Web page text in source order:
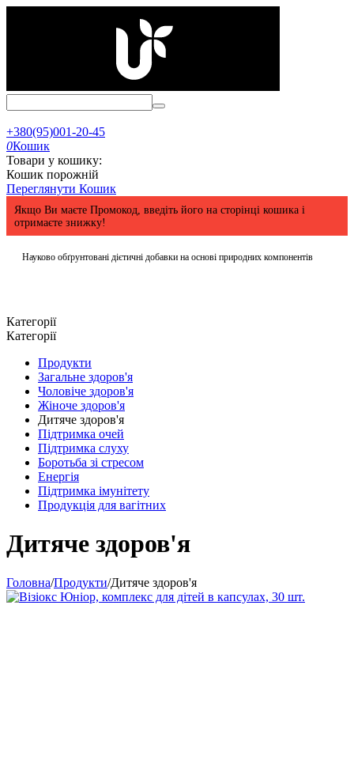
+380(95)001-20-45
0Кошик
Товари у кошику:
Кошик порожній
Переглянути Кошик
Якщо Ви маєте Промокод, введіть його на сторінці кошика і
отримаєте знижку!
Науково обґрунтовані дієтичні добавки на основі природних компонентів
Категорії
Категорії
Продукти
Загальне здоров'я
Чоловіче здоров'я
Жіноче здоров'я
Дитяче здоров'я
Підтримка очей
Підтримка слуху
Боротьба зі стресом
Енергія
Підтримка імунітету
Продукція для вагітних
Дитяче здоров'я
Головна/Продукти/Дитяче здоров'я